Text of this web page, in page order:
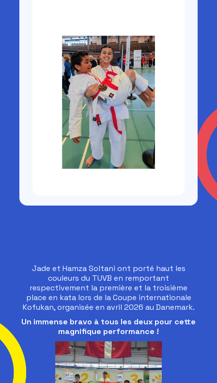
Jade et Hamza Soltani ont porté haut les
couleurs du TUVB en remportant
respectivement la première et la troisième
place en kata lors de la Coupe internationale
Kofukan, organisée en avril 2026 au Danemark.
Un immense bravo à tous les deux pour cette
magnifique performance !